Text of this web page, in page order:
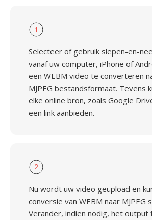
1
Selecteer of gebruik slepen-en-
vanaf uw computer, iPhone of
een WEBM video te converteren
MJPEG bestandsformaat. Tevens
elke online bron, zoals Google
een link aanbieden.
2
Nu wordt uw video geüpload en
conversie van WEBM naar MJPEG
Verander, indien nodig, het output